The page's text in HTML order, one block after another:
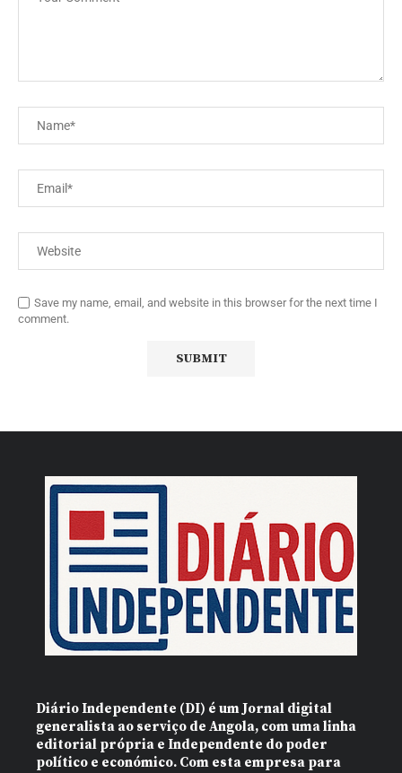
Save my name, email, and website in this browser for the next time I
comment.
Diário Independente (DI) é um Jornal digital
generalista ao serviço de Angola, com uma linha
editorial própria e Independente do poder
político e económico. Com esta empresa para